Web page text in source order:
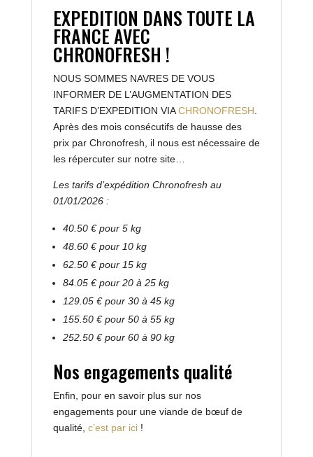
EXPEDITION DANS TOUTE LA
FRANCE AVEC
CHRONOFRESH !
NOUS SOMMES NAVRES DE VOUS
INFORMER DE L’AUGMENTATION DES
TARIFS D’EXPEDITION VIACHRONOFRESH
Après des mois consécutifs de hausse des
prix par Chronofresh, il nous est nécessaire de
les répercuter sur notre site…
Les tarifs d’expédition Chronofresh au
01/01/2026 :
40.50 € pour 5 kg
48.60 € pour 10 kg
62.50 € pour 15 kg
84.05 € pour 20 à 25 kg
129.05 € pour 30 à 45 kg
155.50 € pour 50 à 55 kg
252.50 € pour 60 à 90 kg
Nos engagements qualité
Enfin, pour en savoir plus sur nos
engagements pour une viande de bœuf de
qualité, c’est par ici!